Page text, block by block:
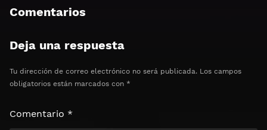
Comentarios
Deja una respuesta
Tu dirección de correo electrónico no será publicada. Los campos
obligatorios están marcados con *
Comentario *